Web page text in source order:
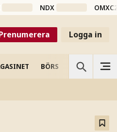
NDX
Logga in
BÖRS VETENSKAP